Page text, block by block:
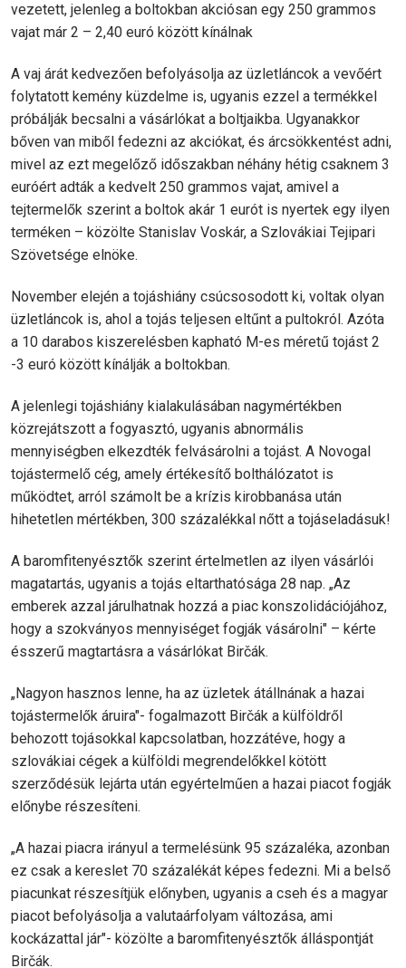
vezetett, jelenleg a boltokban akciósan egy 250 grammos
vajat már 2 – 2,40 euró között kínálnak
A vaj árát kedvezően befolyásolja az üzletláncok a vevőért
folytatott kemény küzdelme is, ugyanis ezzel a termékkel
próbálják becsalni a vásárlókat a boltjaikba. Ugyanakkor
bőven van miből fedezni az akciókat, és árcsökkentést adni,
mivel az ezt megelőző időszakban néhány hétig csaknem 3
euróért adták a kedvelt 250 grammos vajat, amivel a
tejtermelők szerint a boltok akár 1 eurót is nyertek egy ilyen
terméken – közölte Stanislav Voskár, a Szlovákiai Tejipari
Szövetsége elnöke.
November elején a tojáshiány csúcsosodott ki, voltak olyan
üzletláncok is, ahol a tojás teljesen eltűnt a pultokról. Azóta
a 10 darabos kiszerelésben kapható M-es méretű tojást 2
-3 euró között kínálják a boltokban.
A jelenlegi tojáshiány kialakulásában nagymértékben
közrejátszott a fogyasztó, ugyanis abnormális
mennyiségben elkezdték felvásárolni a tojást. A Novogal
tojástermelő cég, amely értékesítő bolthálózatot is
működtet, arról számolt be a krízis kirobbanása után
hihetetlen mértékben, 300 százalékkal nőtt a tojáseladásuk!
A baromfitenyésztők szerint értelmetlen az ilyen vásárlói
magatartás, ugyanis a tojás eltarthatósága 28 nap. „Az
emberek azzal járulhatnak hozzá a piac konszolidációjához,
hogy a szokványos mennyiséget fogják vásárolni" – kérte
ésszerű magtartásra a vásárlókat Birčák.
„Nagyon hasznos lenne, ha az üzletek átállnának a hazai
tojástermelők áruira"- fogalmazott Birčák a külföldről
behozott tojásokkal kapcsolatban, hozzátéve, hogy a
szlovákiai cégek a külföldi megrendelőkkel kötött
szerződésük lejárta után egyértelműen a hazai piacot fogják
előnybe részesíteni.
„A hazai piacra irányul a termelésünk 95 százaléka, azonban
ez csak a kereslet 70 százalékát képes fedezni. Mi a belső
piacunkat részesítjük előnyben, ugyanis a cseh és a magyar
piacot befolyásolja a valutaárfolyam változása, ami
kockázattal jár"- közölte a baromfitenyésztők álláspontját
Birčák.